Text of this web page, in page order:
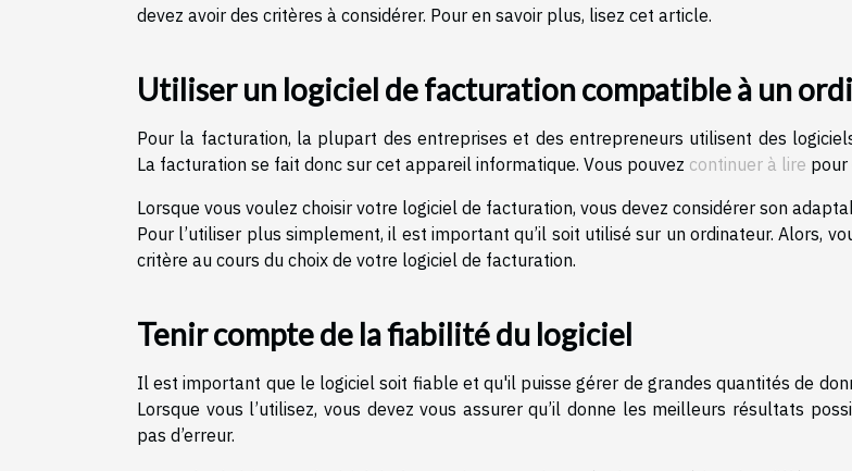
devez avoir des critères à considérer. Pour en savoir plus, lisez cet article.
Utiliser un logiciel de facturation compatible à un
Pour la facturation, la plupart des entreprises et des entrepreneurs utilisent des
La facturation se fait donc sur cet appareil informatique. Vous pouvez continuer à lire pour
Lorsque vous voulez choisir votre logiciel de facturation, vous devez considérer son
Pour l’utiliser plus simplement, il est important qu’il soit utilisé sur un ordinateur. Alors,
critère au cours du choix de votre logiciel de facturation.
Tenir compte de la fiabilité du logiciel
Il est important que le logiciel soit fiable et qu'il puisse gérer de grandes quantités de
Lorsque vous l’utilisez, vous devez vous assurer qu’il donne les meilleurs résultats
pas d’erreur.